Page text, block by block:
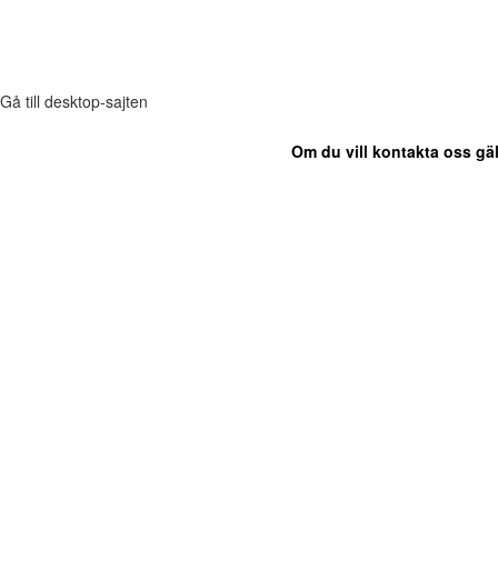
Gå till desktop-sajten
Om du vill kontakta oss